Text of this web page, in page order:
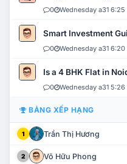
0 Wednesday a31 6:25
Smart Investment
0 Wednesday a31 6:20
Is a 4 BHK Flat in
0 Wednesday a31 5:26
BẢNG XẾP HẠNG
1 Trần Thị Hương
2 Võ Hữu Phong